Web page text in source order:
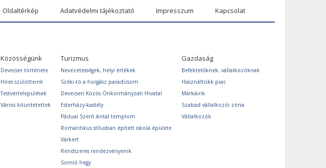
Oldaltérkép Adatvédelmi tájékoztató Impresszum Kapcsolat
Közösségünk
Devecser története
Híres szülötteink
Testvértelepülések
Városi kitüntetettek
Turizmus
Nevezetességek, helyi értékek
Széki-tó a horgász paradicsom
Devecseri Közös Önkormányzati Hivatal
Esterházy-kastély
Páduai Szent Antal templom
Romantikus stílusban épített iskola épülete
Várkert
Rendszeres rendezvényeink
Somló hegy
Gazdaság
Befektetőknek, vállalkozóknak
Használtcikk piac
Márkáink
Szabad vállalkozói zóna
Vállalkozók